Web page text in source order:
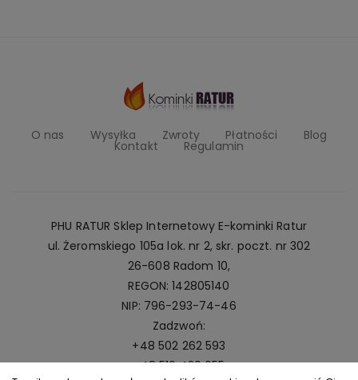
O nas Wysyłka Zwroty Płatności Blog
Kontakt Regulamin
PHU RATUR Sklep Internetowy E-kominki Ratur
ul. Żeromskiego 105a lok. nr 2, skr. poczt. nr 302
26-608 Radom 10,
REGON: 142805140
NIP: 796-293-74-46
Zadzwoń:
+48 502 262 593
+48 516 420 055